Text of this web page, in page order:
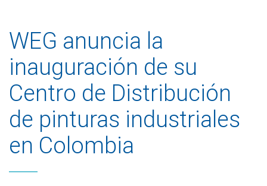
WEG anuncia la
inauguración de su
Centro de Distribución
de pinturas industriales
en Colombia